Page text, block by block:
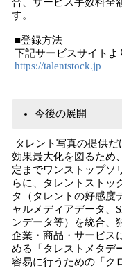
す。
■登録方法
下記サービスサイトよ
https://talentstock.jp
今後の展開
タレント写真の提供
効果最大化を図るため
定までワンストップソ
らに、タレントストッ
タ（タレントの好感度
ャルメディアデータ、
ンデータ等）を統合、
企業・商品・サービス
める「タレストメタデ
容易に行うための「ク